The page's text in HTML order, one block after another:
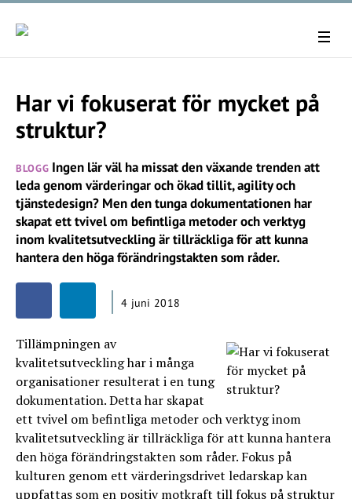
Har vi fokuserat för mycket på
struktur?
BLOGG Ingen lär väl ha missat den växande trenden att
leda genom värderingar och ökad tillit, agility och
tjänstedesign? Men den tunga dokumentationen har
skapat ett tvivel om befintliga metoder och verktyg
inom kvalitetsutveckling är tillräckliga för att kunna
hantera den höga förändringstakten som råder.
4 juni 2018
Tillämpningen av
kvalitetsutveckling har i många
organisationer resulterat i en tung
dokumentation. Detta har skapat
ett tvivel om befintliga metoder och verktyg inom
kvalitetsutveckling är tillräckliga för att kunna hantera
den höga förändringstakten som råder. Fokus på
kulturen genom ett värderingsdrivet ledarskap kan
uppfattas som en positiv motkraft till fokus på struktur